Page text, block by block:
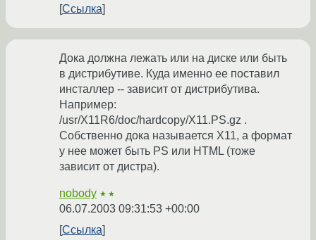
Ссылка
Дока должна лежать или на диске или быть
в дистрибутиве. Куда именно ее поставил
инсталлер -- зависит от дистрибутива.
Например:
/usr/X11R6/doc/hardcopy/X11.PS.gz .
Собственно дока называется X11, а формат
у нее может быть PS или HTML (тоже
зависит от дистра).
nobody ★★
06.07.2003 09:31:53 +00:00
Ссылка